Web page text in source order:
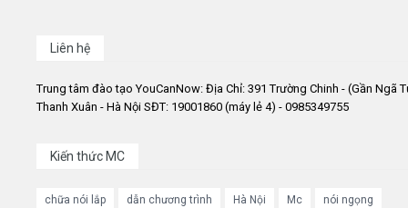
Liên hệ
Trung tâm đào tạo YouCanNow: Địa Chỉ: 391 Trường Chinh - (Gần Ngã
Thanh Xuân - Hà Nội SĐT: 19001860 (máy lẻ 4) - 0985349755
Kiến thức MC
chữa nói lắp dẫn chương trình Hà Nội Mc nói ngọng